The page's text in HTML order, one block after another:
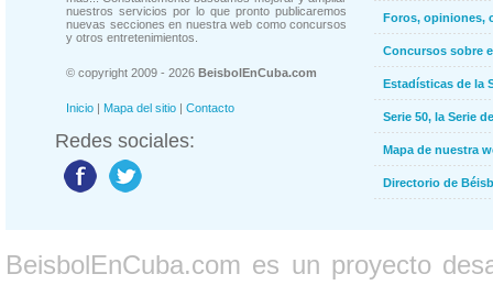
nuestros servicios por lo que pronto publicaremos
nuevas secciones en nuestra web como concursos
y otros entretenimientos.
© copyright 2009 - 2026 BeisbolEnCuba.com
Inicio | Mapa del sitio | Contacto
Redes sociales:
Foros, opiniones,
Concursos sobre
Estadísticas de la
Serie 50, la Serie
Mapa de nuestra
Directorio de
BeisbolEnCuba.com es un proyecto